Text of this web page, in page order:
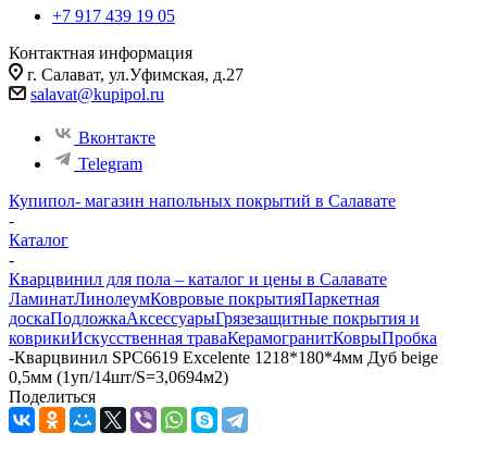
+7 917 439 19 05
Контактная информация
г. Салават, ул.Уфимская, д.27
salavat@kupipol.ru
Вконтакте
Telegram
Купипол- магазин напольных покрытий в Салавате
-
Каталог
-
Кварцвинил для пола – каталог и цены в Салавате
ЛаминатЛинолеумКовровые покрытияПаркетная
доскаПодложкаАксессуарыГрязезащитные покрытия и
коврикиИскусственная траваКерамогранитКоврыПробка
-Кварцвинил SPC6619 Excelente 1218*180*4мм Дуб beige
0,5мм (1уп/14шт/S=3,0694м2)
Поделиться